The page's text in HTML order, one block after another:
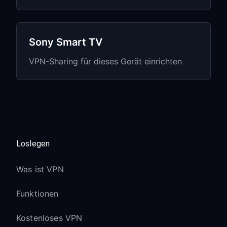
Proxy-Einstellungen unter
Erweiterte Sicherheitsfunktionen
erfordern möglicherweise eine
Suchen Sie die Proxy-Einstellungen
Edit
möglicherweise als “Manual Proxy
Sony Smart TV
VPN-Sharing für dieses Gerät einrichten
Loslegen
Was ist VPN
Funktionen
Kostenloses VPN